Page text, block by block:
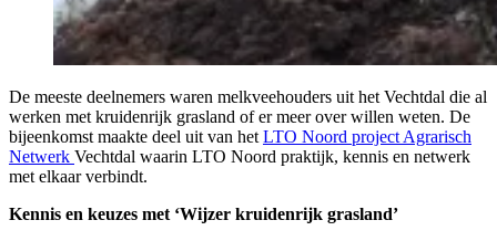
De meeste deelnemers waren melkveehouders uit het Vechtdal die al
werken met kruidenrijk grasland of er meer over willen weten. De
bijeenkomst maakte deel uit van het LTO Noord project Agrarisch
Netwerk Vechtdal waarin LTO Noord praktijk, kennis en netwerk
met elkaar verbindt.
Kennis en keuzes met ‘Wijzer kruidenrijk grasland’